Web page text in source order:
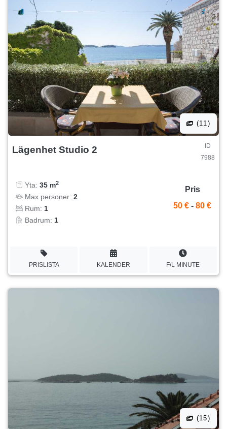
(11)
Lägenhet Studio 2
ID
7988
Yta: 35 m2
Max personer: 2
Rum: 1
Badrum: 1
Pris
50 € - 80 €
PRISLISTA KALENDER F/L MINUTE
(15)